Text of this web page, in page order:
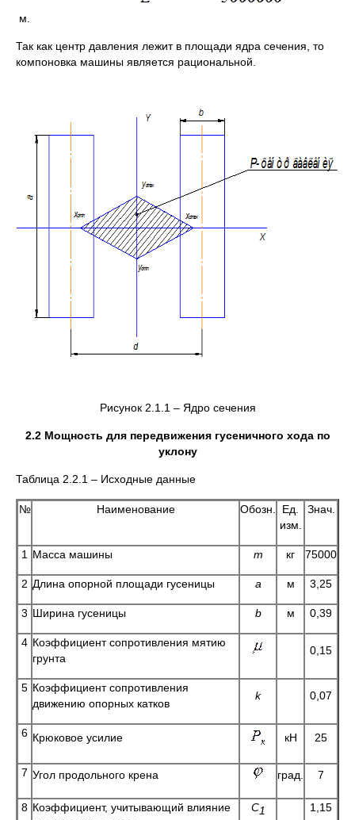
м.
Так как центр давления лежит в площади ядра сечения, то
компоновка машины является рациональной.
Рисунок 2.1.1 – Ядро сечения
2.2 Мощность для передвижения гусеничного хода по
уклону
Таблица 2.2.1 – Исходные данные
№ Наименование Обозн.
Ед.
изм.
Знач.
1 Масса машины m кг 75000
2 Длина опорной площади гусеницы a м 3,25
3 Ширина гусеницы b м 0,39
4 Коэффициент сопротивления мятию
грунта
0,15
5 Коэффициент сопротивления
движению опорных катков
k 0,07
6 Крюковое усилие кН 25
7 Угол продольного крена град. 7
8 Коэффициент, учитывающий влияние
C1 1,15